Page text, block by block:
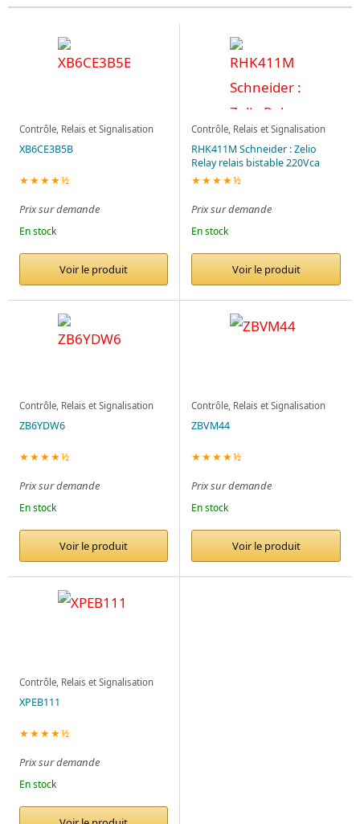
Contrôle, Relais et Signalisation
XB6CE3B5B
★★★★½
Prix sur demande
En stock
Voir le produit
Contrôle, Relais et Signalisation
RHK411M Schneider : Zelio
Relay relais bistable 220Vca
★★★★½
Prix sur demande
En stock
Voir le produit
Contrôle, Relais et Signalisation
ZB6YDW6
★★★★½
Prix sur demande
En stock
Voir le produit
Contrôle, Relais et Signalisation
ZBVM44
★★★★½
Prix sur demande
En stock
Voir le produit
Contrôle, Relais et Signalisation
XPEB111
★★★★½
Prix sur demande
En stock